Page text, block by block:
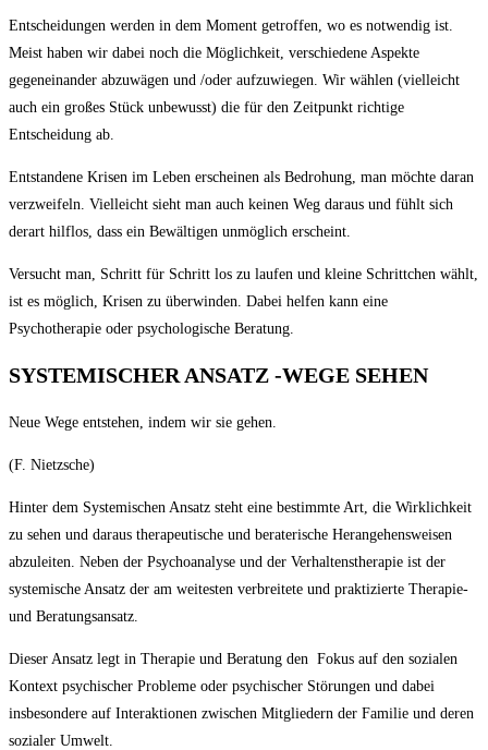
Entscheidungen werden in dem Moment getroffen, wo es notwendig ist.
Meist haben wir dabei noch die Möglichkeit, verschiedene Aspekte
gegeneinander abzuwägen und /oder aufzuwiegen. Wir wählen (vielleicht
auch ein großes Stück unbewusst) die für den Zeitpunkt richtige
Entscheidung ab.
Entstandene Krisen im Leben erscheinen als Bedrohung, man möchte daran
verzweifeln. Vielleicht sieht man auch keinen Weg daraus und fühlt sich
derart hilflos, dass ein Bewältigen unmöglich erscheint.
Versucht man, Schritt für Schritt los zu laufen und kleine Schrittchen wählt,
ist es möglich, Krisen zu überwinden. Dabei helfen kann eine
Psychotherapie oder psychologische Beratung.
SYSTEMISCHER ANSATZ -WEGE SEHEN
Neue Wege entstehen, indem wir sie gehen.
(F. Nietzsche)
Hinter dem Systemischen Ansatz steht eine bestimmte Art, die Wirklichkeit
zu sehen und daraus therapeutische und beraterische Herangehensweisen
abzuleiten. Neben der Psychoanalyse und der Verhaltenstherapie ist der
systemische Ansatz der am weitesten verbreitete und praktizierte Therapie-
und Beratungsansatz.
Dieser Ansatz legt in Therapie und Beratung den Fokus auf den sozialen
Kontext psychischer Probleme oder psychischer Störungen und dabei
insbesondere auf Interaktionen zwischen Mitgliedern der Familie und deren
sozialer Umwelt.